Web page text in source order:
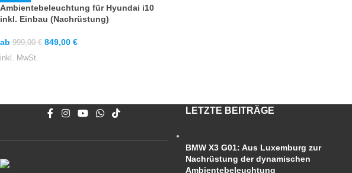
Ambientebeleuchtung für Hyundai i10
inkl. Einbau (Nachrüstung)
ab 999,00€ 849,00 €
inkl. MwSt.
LETZTE BEITRÄGE
BMW X3 G01: Aus Luxemburg zur
Nachrüstung der dynamischen
Ambientebeleuchtung